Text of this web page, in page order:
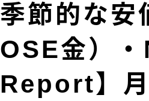
季節的な安
OSE金）
Report】月